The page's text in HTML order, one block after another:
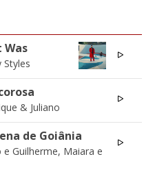
Was
Styles
& Juliano
de Goiânia
e Guilherme, Maiara e